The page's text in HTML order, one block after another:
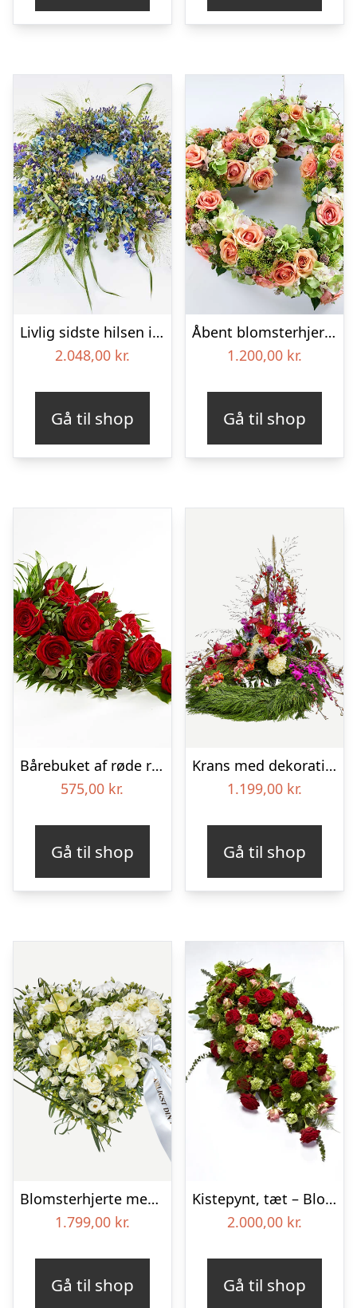
Livlig sidste hilsen i blå – Blomster til begravelse
2.048,00 kr.
Gå til shop
Åbent blomsterhjerte, floristens valg – Blomster til begravelse
1.200,00 kr.
Gå til shop
Bårebuket af røde roser – Blomster til begravelse
575,00 kr.
Gå til shop
Krans med dekoration – Et farverigt farvel
1.199,00 kr.
Gå til shop
Blomsterhjerte med bånd i klassisk stil – creme
1.799,00 kr.
Gå til shop
Kistepynt, tæt – Blomster til begravelse
2.000,00 kr.
Gå til shop